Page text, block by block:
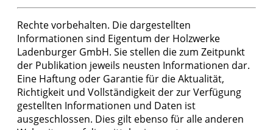
Rechte vorbehalten. Die dargestellten
Informationen sind Eigentum der Holzwerke
Ladenburger GmbH. Sie stellen die zum Zeitpunkt
der Publikation jeweils neusten Informationen dar.
Eine Haftung oder Garantie für die Aktualität,
Richtigkeit und Vollständigkeit der zur Verfügung
gestellten Informationen und Daten ist
ausgeschlossen. Dies gilt ebenso für alle anderen